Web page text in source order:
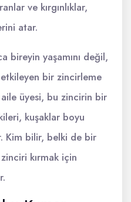
ve kırgınlıklar,
atar.
bireyin yaşamını değil,
bir zincirleme
üyesi, bu zincirin bir
kuşaklar boyu
Kim bilir, belki de bir
kırmak için